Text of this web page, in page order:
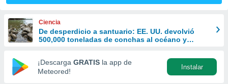
las
y
forma
digital
basada
Ciencia
De desperdicio a santuario: EE. UU. devolvió
500,000 toneladas de conchas al océano y
¡Descarga GRATIS la app de
Meteored!
Instalar